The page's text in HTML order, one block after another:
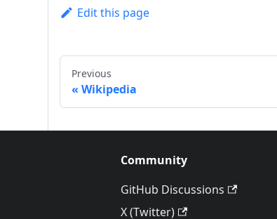
Edit this page
Previous
Wikipedia
Community
GitHub Discussions
X (Twitter)